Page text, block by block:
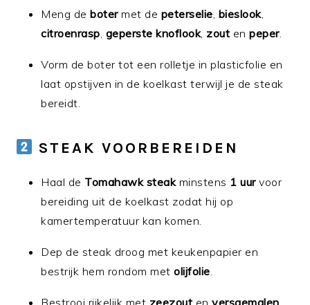
Meng debotermet de peterselie bieslook,
citroenrasp geperste knoflook, zout enpeper.
Vorm de boter tot een rolletje in plasticfolie en
laat opstijven in de koelkast terwijl je de steak
bereidt.
STEAK VOORBEREIDEN
Haal de Tomahawk steakminstens 1 uurvoor
bereiding uit de koelkast zodat hij op
kamertemperatuur kan komen.
Dep de steak droog met keukenpapier en
bestrijk hem rondom metolijfolie
Bestrooi rijkelijk met zeezout enversgemalen